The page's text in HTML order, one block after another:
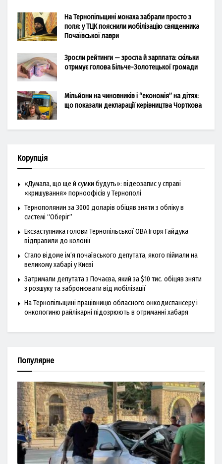
На Тернопільщині монаха забрали просто з
поля: у ТЦК пояснили мобілізацію священника
Почаївської лаври
Зросли рейтинги — зросла й зарплата: скільки
отримує голова Більче-Золотецької громади
Мільйони на чиновників і “економія” на дітях:
що показали декларації керівництва Чорткова
Корупція
«Думала, що ще й сумки будуть»: відеозапис у справі
«кришування» порноофісів у Тернополі
Тернополянин за 3000 доларів обіцяв зняти з обліку в
системі “Оберіг”
Ексзаступника голови Тернопільської ОВА Ігоря Гайдука
відправили до колонії
Стало відоме ім’я почаївського депутата, якого піймали на
великому хабарі у Києві
Затримали депутата з Почаєва, який за $10 тис. обіцяв зняти
з розшуку та забронювати від мобілізації
На Тернопільщині працівницю обласного онкодиспансеру і
онкологиню райлікарні підозрюють в отриманні хабаря
Популярне